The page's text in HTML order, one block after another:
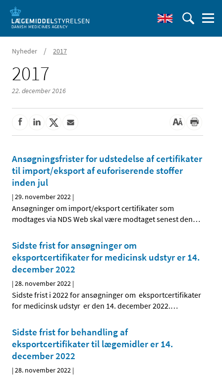
Nyheder / 2017
2017
22. december 2016
Ansøgningsfrister for udstedelse af certifikater
til import/eksport af euforiserende stoffer
inden jul
|29. november 2022 |
Ansøgninger om import/eksport certifikater som
modtages via NDS Web skal være modtaget senest den…
Sidste frist for ansøgninger om
eksportcertifikater for medicinsk udstyr er 14.
december 2022
|28. november 2022 |
Sidste frist i 2022 for ansøgninger om eksportcertifikater
for medicinsk udstyr er den 14. december 2022.…
Sidste frist for behandling af
eksportcertifikater til lægemidler er 14.
december 2022
|28. november 2022 |